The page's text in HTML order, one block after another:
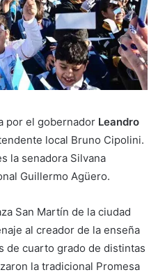
por el gobernador Leandro
local Bruno Cipolini.
la senadora Silvana
Guillermo Agüero.
San Martín de la ciudad
al creador de la enseña
de cuarto grado de distintas
la tradicional Promesa